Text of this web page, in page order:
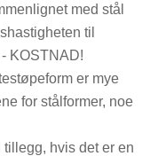
med stål
til
KOSTNAD!
er mye
for stålformer, noe
hvis det er en